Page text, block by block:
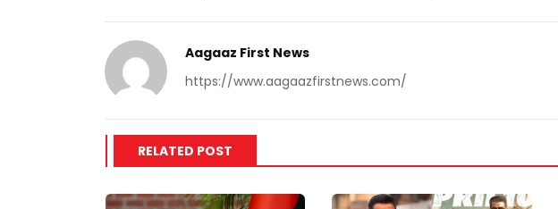
Aagaaz First News
https://www.aagaazfirstnews.com/
RELATED POST